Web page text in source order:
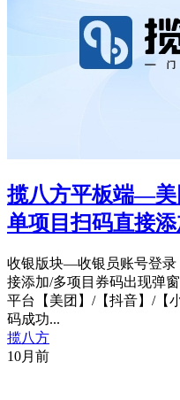
揽八方平板端—美
单项目扫码直接
收银版块—收银员账号登录
接添加/多项目券码出现弹
平台【美团】/【抖音】/【
码成功...
揽八方
10月前